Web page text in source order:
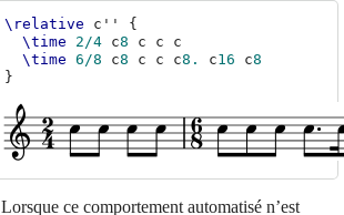
\relative c''
{
\time
2/4 c8 c c
c
\time 6/8 c8 c c c8. c16 c8
}
Lorsque ce comportement automatisé n’est